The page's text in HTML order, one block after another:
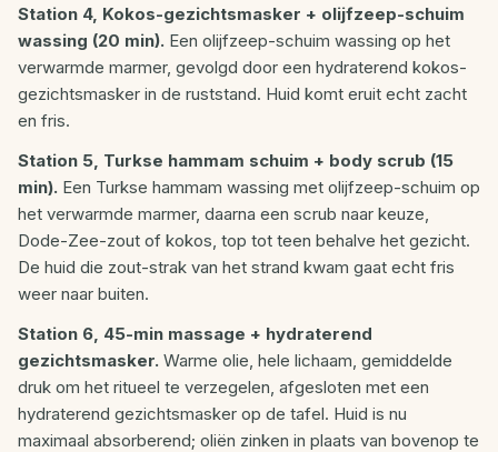
Station 4, Kokos-gezichtsmasker + olijfzeep-schuim
wassing (20 min). Een olijfzeep-schuim wassing op het
verwarmde marmer, gevolgd door een hydraterend kokos-
gezichtsmasker in de ruststand. Huid komt eruit echt zacht
en fris.
Station 5, Turkse hammam schuim + body scrub (15
min). Een Turkse hammam wassing met olijfzeep-schuim op
het verwarmde marmer, daarna een scrub naar keuze,
Dode-Zee-zout of kokos, top tot teen behalve het gezicht.
De huid die zout-strak van het strand kwam gaat echt fris
weer naar buiten.
Station 6, 45-min massage + hydraterend
gezichtsmasker. Warme olie, hele lichaam, gemiddelde
druk om het ritueel te verzegelen, afgesloten met een
hydraterend gezichtsmasker op de tafel. Huid is nu
maximaal absorberend; oliën zinken in plaats van bovenop te